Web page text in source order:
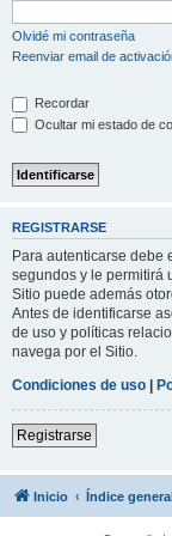
Olvidé mi contraseña
Reenviar email de
Recordar
Ocultar mi estado de
REGISTRARSE
Para autenticarse debe
segundos y le permitirá
Sitio puede además
Antes de identificarse
de uso y políticas
navega por el Sitio.
Condiciones de uso |
Registrarse
Inicio Índice